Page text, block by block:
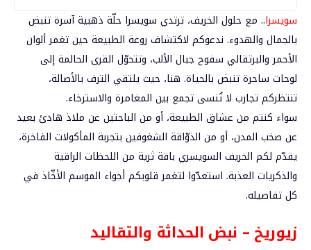
سويسرا.. مع حلول الخريف، ترتدي سويسرا حلّة ذهبية آسرة تنبض
بالجمال والهدوء. ندعوكم لاكتشاف روعة الطبيعة حين تغمر ألوان
الأحمر والبرتقالي سفوح جبال الألب، وتتحوّل القرى الحالمة إلى
لوحات ساحرة تنبض بالحياة. هنا، حيث يلتقي الترف بالأصالة،
تنتظركم تجارب لا تُنسى تجمع بين المغامرة والاسترخاء.
سواء كنتم من عشاق الطبيعة، أو من الباحثين عن ملاذ هادئ بعيد
عن صخب المدن، أو من الذوّاقة الشغوفين بتجربة المأكولات الفاخرة،
يقدّم لكم الخريف السويسري باقة ثرية من اللحظات الراقية
والذكريات العذبة. استعدّوا لتغمر قلوبكم أجواء الموسم الأخّاذ في
كل تفاصيله.
زيوريخ – نبض الحداثة والتقاليد